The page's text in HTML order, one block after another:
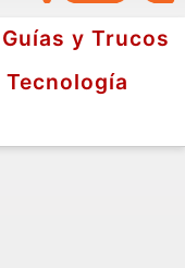
Guías y Trucos
Tecnología